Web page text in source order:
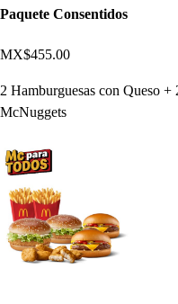
Paquete Consentidos
MX$455.00
2 Hamburguesas con Queso
McNuggets